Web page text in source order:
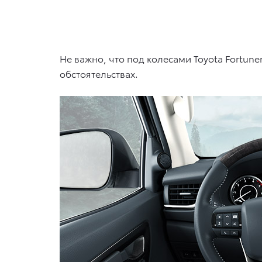
Не важно, что под колесами Toyota
обстоятельствах.